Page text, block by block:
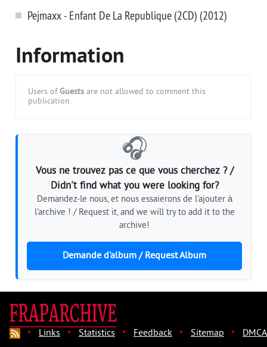
Pejmaxx - Enfant De La Republique (2CD) (2012)
Information
Users of Guests are not allowed to comment this
publication.
🎧
Vous ne trouvez pas ce que vous cherchez ? /
Didn't find what you were looking for?
Demandez-le nous, et nous essaierons de l'ajouter à
l'archive ! / Request it, and we will try to add it to the
archive!
Demande d'album / Request Album
· Links · Statistics · Feedback · Sitemap · DMCA